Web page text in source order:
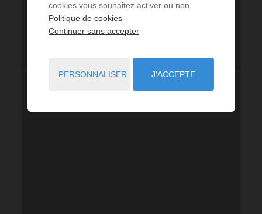
cookies vous souhaitez activer ou non.
Politique de cookies
Continuer sans accepter
PERSONNALISER J'ACCEPTE